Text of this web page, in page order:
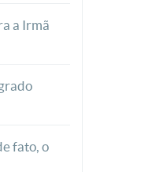
a Irmã
fato, o